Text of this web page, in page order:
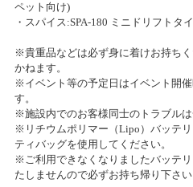
2018/03/03
2018 IFMAR R/C Drift World Cup 最
2017/07/22
タム・タム大宮店12周年祭開催
2017/07/06
Tam・Ｔａｍ千葉店３周年記念祭！
創業45周年感謝祭プレゼント当選
カテゴリ：キャンペーン
創業45周年感謝祭のお知らせ
2020/11/18(水)～2020/12/20(日)
カテゴリ：キャンペーン
2020『感謝祭』プレゼント当選者発
ペット向け)
・スパイス:SPA-180 ミニドリフトタ
※貴重品などは必ず身に着けお持ち
かねます。
※イベント等の予定日はイベント開
す。
※施設内でのお客様同士のトラブルは
※リチウムポリマー（Lipo）バッテ
ティバッグを使用してください。
※ご利用できなくなりましたバッテ
たしませんので必ずお持ち帰り下さい